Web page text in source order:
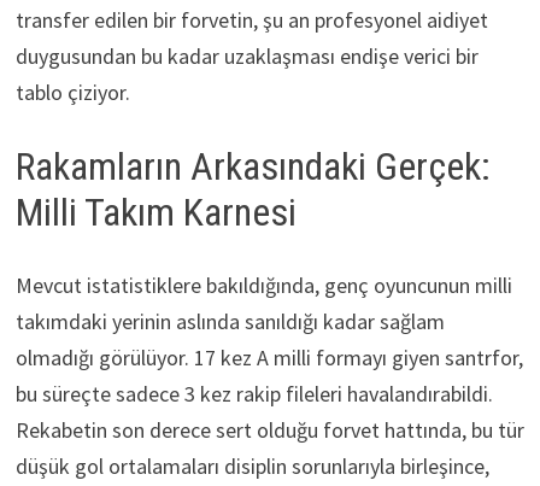
transfer edilen bir forvetin, şu an profesyonel aidiyet
duygusundan bu kadar uzaklaşması endişe verici bir
tablo çiziyor.
Rakamların Arkasındaki Gerçek:
Milli Takım Karnesi
Mevcut istatistiklere bakıldığında, genç oyuncunun milli
takımdaki yerinin aslında sanıldığı kadar sağlam
olmadığı görülüyor. 17 kez A milli formayı giyen santrfor,
bu süreçte sadece 3 kez rakip fileleri havalandırabildi.
Rekabetin son derece sert olduğu forvet hattında, bu tür
düşük gol ortalamaları disiplin sorunlarıyla birleşince,